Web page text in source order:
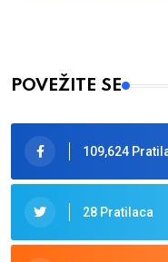
POVEŽITE SE
109,624
28 Pratilaca